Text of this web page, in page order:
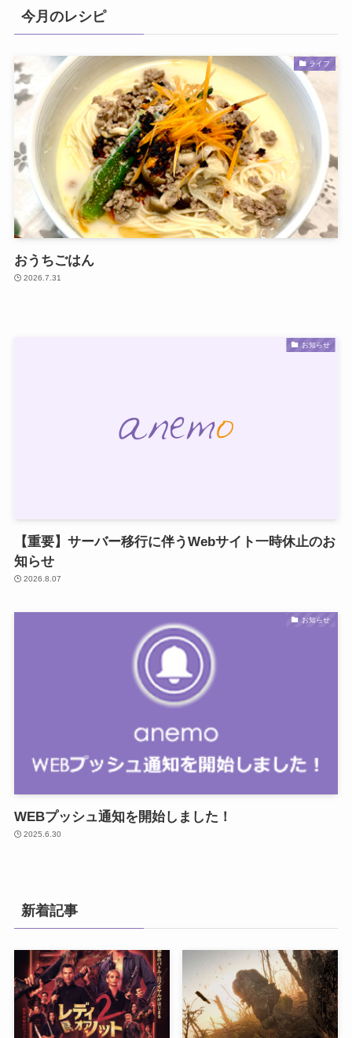
今月のレシピ
ライフ
おうちごはん
2026.7.31
お知らせ
【重要】サーバー移行に伴うWebサイト一時休止のお
知らせ
2026.8.07
お知らせ
WEBプッシュ通知を開始しました！
2025.6.30
新着記事